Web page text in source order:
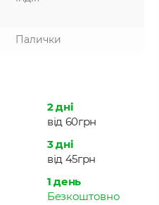
Палички
2 дні
від 60грн
3 дні
від 45грн
1 день
Безкоштовно